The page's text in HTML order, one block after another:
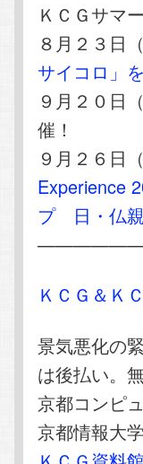
ＫＣＧサマ
８月２３日
サイコロ」
９月２０日（
催！
９月２６日
Experience
プ 日・仏
ＫＣＧ＆Ｋ
景気悪化の
は後払い。
京都コンピ
京都情報